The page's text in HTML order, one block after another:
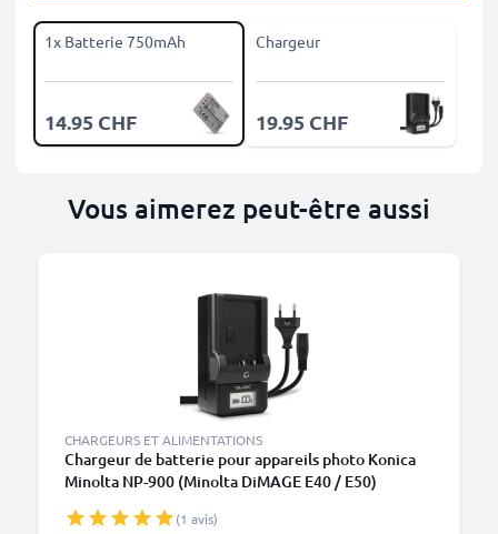
1x Batterie 750mAh
14.95 CHF
Chargeur
19.95 CHF
Vous aimerez peut-être aussi
CHARGEURS ET ALIMENTATIONS
Chargeur de batterie pour appareils photo Konica
Minolta NP-900 (Minolta DiMAGE E40 / E50)
(1 avis)